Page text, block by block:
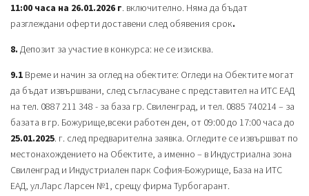
11:00 часа на 26.01.2026 г. включително. Няма да бъдат
разглеждани оферти доставени след обявения срок.
8. Депозит за участие в конкурса: не се изисква.
9.1 Време и начин за оглед на обектите: Огледи на Обектите могат
да бъдат извършвани, след съгласуване с представител на ИТС ЕАД
на тел. 0887 211 348 - за база гр. Свиленград, и тел. 0885 740214 – за
базата в гр. Божурище,всеки работен ден, от 09:00 до 17:00 часа до
25.01.2025. г. след предварителна заявка. Огледите се извършват по
местонахождението на Обектите, а именно – в Индустриална зона
Свиленград и Индустриален парк София-Божурище, База на ИТС
ЕАД, ул.Ларс Ларсен №1, срещу фирма Турбогарант.